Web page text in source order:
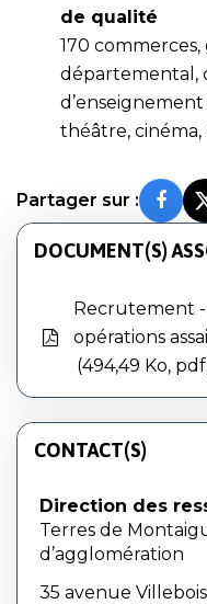
de qualité
170
départemental,
théâtre,
Partager sur :
DOCUMENT(S)
Recrutement
opérations
494,49 Ko, pdf
CONTACT(S)
Direction des
Terres de
d’agglomération
35 avenue